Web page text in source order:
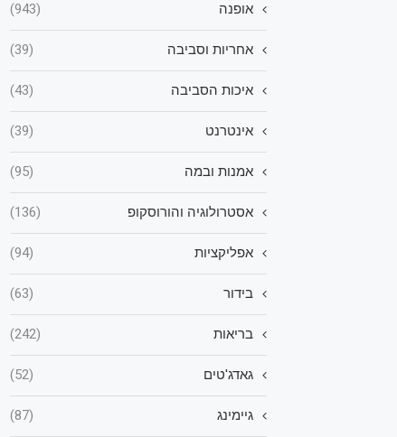
אופנה (943)
אחריות וסביבה (39)
איכות הסביבה (43)
אינטרנט (39)
אמנות ובמה (95)
אסטרולוגיה והורוסקופ (136)
אפליקציות (94)
בידור (63)
בריאות (242)
גאדג'טים (52)
גיימינג (87)